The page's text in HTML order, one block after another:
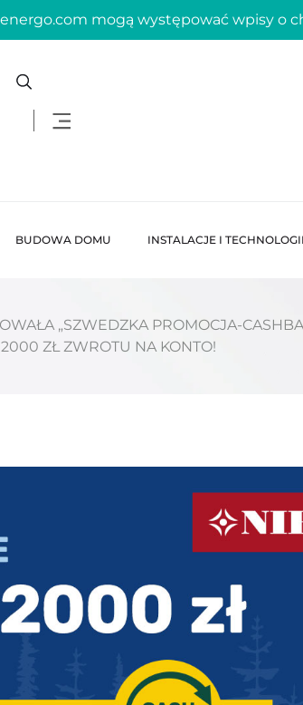
mogą występować wpisy o
BUDOWA DOMU INSTALACJE I
„SZWEDZKA PROMOCJA-
ZŁ ZWROTU NA KONTO!